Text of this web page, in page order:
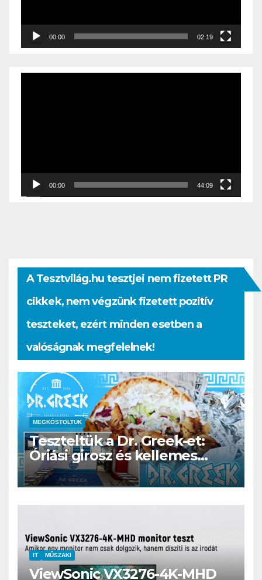
00:00 02:19
00:00 44:09
A Tesztvilág.hu tesztjei nem fizetett PR
cikkek, nem végzünk fizetett pozitív
teszteket, ezért minden esetben a
valóságnak megfelelnek!
MEGKÓSTOLTUK
Teszteltük a Dr. Greek-et:
Óriási girosz és kellemes
kerthelyiség Csepel szívében
IT MŰSZAKI
ViewSonic VX3276-4K-MHD